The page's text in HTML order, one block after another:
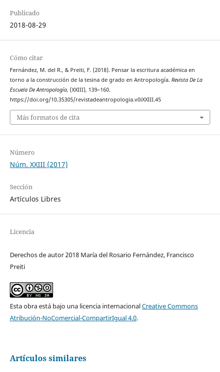
Publicado
2018-08-29
Cómo citar
Fernández, M. del R., & Preiti, F. (2018). Pensar la escritura académica en
torno a la construcción de la tesina de grado en Antropología. Revista De La
Escuela De Antropología, (XXIII), 139–160.
https://doi.org/10.35305/revistadeantropologia.v0iXXIII.45
Más formatos de cita
Número
Núm. XXIII (2017)
Sección
Artículos Libres
Licencia
Derechos de autor 2018 María del Rosario Fernández, Francisco
Preiti
Esta obra está bajo una licencia internacionalCreative Commons
Atribución-NoComercial-CompartirIgual 4.0.
Artículos similares